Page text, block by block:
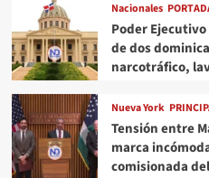
Nacionales
Poder
de dos
narcotráfico,
Nueva York
Tensión entre
marca
comisionada